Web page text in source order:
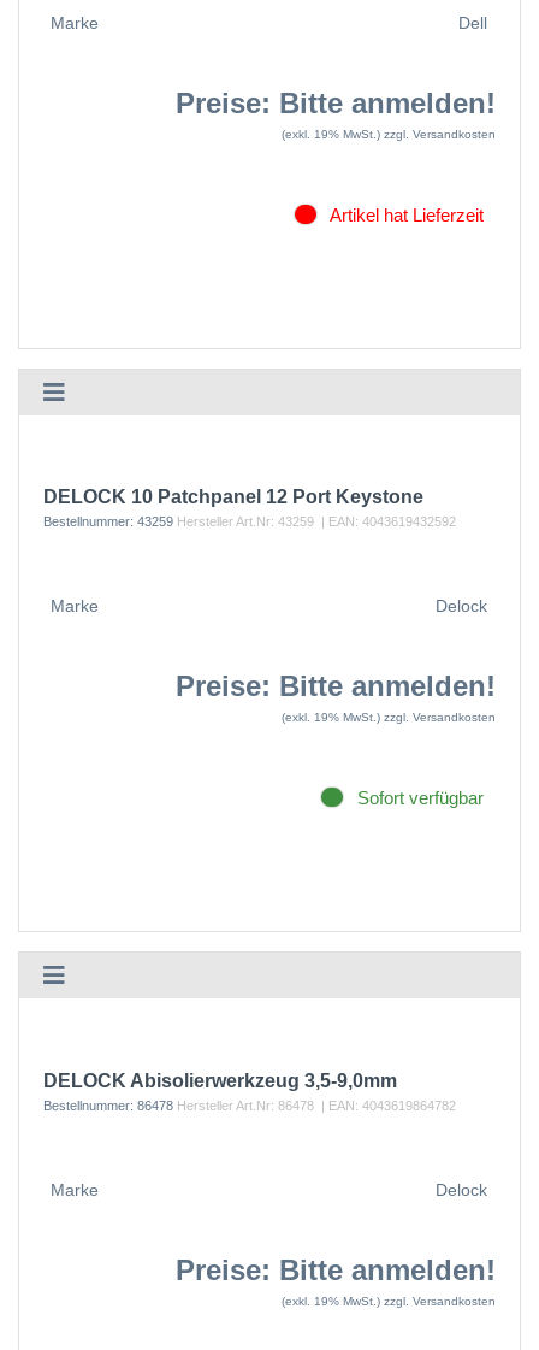
Marke Dell
Preise: Bitte anmelden!
(exkl. 19% MwSt.) zzgl. Versandkosten
Artikel hat Lieferzeit
DELOCK 10 Patchpanel 12 Port Keystone
Bestellnummer: 43259 Hersteller Art.Nr: 43259 | EAN: 4043619432592
Marke Delock
Preise: Bitte anmelden!
(exkl. 19% MwSt.) zzgl. Versandkosten
Sofort verfügbar
DELOCK Abisolierwerkzeug 3,5-9,0mm
Bestellnummer: 86478 Hersteller Art.Nr: 86478 | EAN: 4043619864782
Marke Delock
Preise: Bitte anmelden!
(exkl. 19% MwSt.) zzgl. Versandkosten